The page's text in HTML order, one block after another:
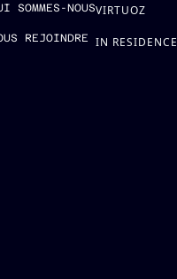
SOMMES-NOUS
REJOINDRE
VIRTUOZ
IN RESIDENCE